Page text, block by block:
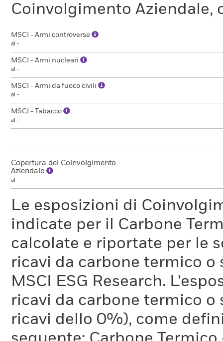
Coinvolgimento Aziendale,
MSCI - Armi controverse
al -
MSCI - Armi nucleari
al -
MSCI - Armi da fuoco civili
al -
MSCI - Tabacco
al -
Copertura del Coinvolgimento
Aziendale
al -
Le esposizioni di
indicate per il Carbone
calcolate e riportate per le
ricavi da carbone termico
MSCI ESG Research.
ricavi da carbone termico
ricavi dello 0%), come